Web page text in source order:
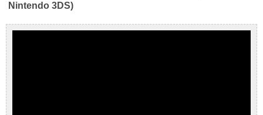
Nintendo 3DS)